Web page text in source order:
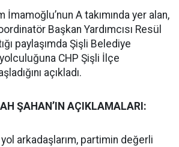
İmamoğlu’nun A takımında yer alan,
Başkan Yardımcısı Resül
paylaşımda Şişli Belediye
yolculuğuna CHP Şişli İlçe
açıkladı.
ŞAHAN’IN AÇIKLAMALARI:
arkadaşlarım, partimin değerli